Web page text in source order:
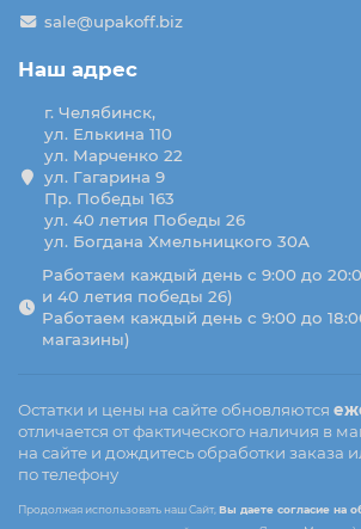
sale@upakoff.biz
Наш адрес
г. Челябинск,
ул. Елькина 110
ул. Марченко 22
ул. Гагарина 9
Пр. Победы 163
ул. 40 летия Победы 26
ул. Богдана Хмельницкого 30А
Работаем каждый день с 9:00 до
и 40 летия победы 26)
Работаем каждый день с 9:00 до
магазины)
Остатки и цены на сайте обновляются
отличается от фактического наличия в
на сайте и дождитесь обработки заказа
по телефону
Продолжая использовать наш Сайт, Вы даете согласие на